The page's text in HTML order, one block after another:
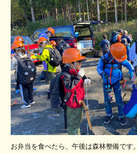
お弁当を食べたら、午後は森林整備です。